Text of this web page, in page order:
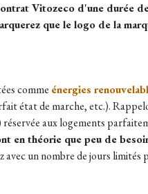
Vitozeco d'une durée
que le logo de la
comme énergies
état de marche, etc.).
aux logements
en théorie que peu de
avec un nombre de jours limités